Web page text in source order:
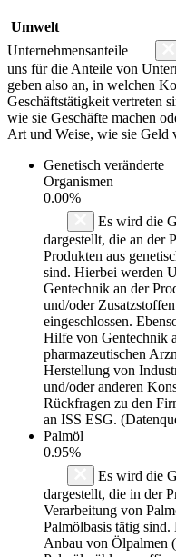
Umwelt
Unternehmensanteile
uns für die Anteile von
geben also an, in welchen
Geschäftstätigkeit vertreten
wie sie Geschäfte machen
Art und Weise, wie sie Geld
Genetisch veränderte
Organismen
0.00%
Es wird die
dargestellt, die an der
Produkten aus
sind. Hierbei werden
Gentechnik an der
und/oder
eingeschlossen.
Hilfe von Gentechnik
pharmazeutischen
Herstellung von
und/oder anderen
Rückfragen zu den
an ISS ESG.
Palmöl
0.95%
Es wird die
dargestellt, die in der
Verarbeitung von
Palmölbasis tätig
Anbau von Ölpalmen